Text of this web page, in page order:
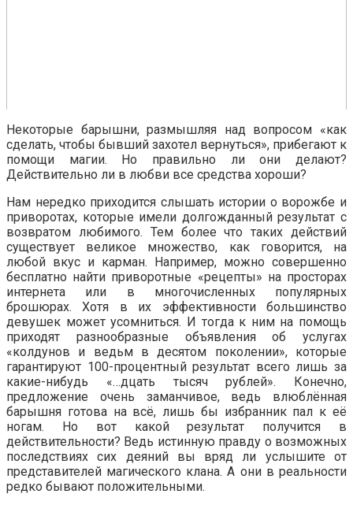
Некоторые барышни, размышляя над вопросом «как
сделать, чтобы бывший захотел вернуться», прибегают к
помощи магии. Но правильно ли они делают?
Действительно ли в любви все средства хороши?
Нам нередко приходится слышать истории о ворожбе и
приворотах, которые имели долгожданный результат с
возвратом любимого. Тем более что таких действий
существует великое множество, как говорится, на
любой вкус и карман. Например, можно совершенно
бесплатно найти приворотные «рецепты» на просторах
интернета или в многочисленных популярных
брошюрах. Хотя в их эффективности большинство
девушек может усомниться. И тогда к ним на помощь
приходят разнообразные объявления об услугах
«колдунов и ведьм в десятом поколении», которые
гарантируют 100-процентный результат всего лишь за
какие-нибудь «…дцать тысяч рублей». Конечно,
предложение очень заманчивое, ведь влюблённая
барышня готова на всё, лишь бы избранник пал к её
ногам. Но вот какой результат получится в
действительности? Ведь истинную правду о возможных
последствиях сих деяний вы вряд ли услышите от
представителей магического клана. А они в реальности
редко бывают положительными.